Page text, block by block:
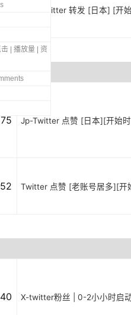
🇯🇵 Twitter 转发 [日本] [开
Jp-Twitter 点赞 [日本][开始
Twitter 点赞 [老账号居多][开
X-twitter粉丝 | 0-2小小时启
| 播放量 | 资